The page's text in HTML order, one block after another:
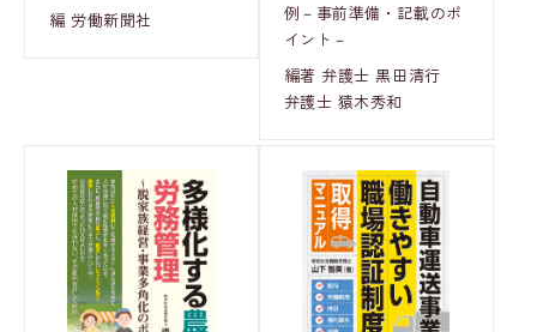
編 労働新聞社
例－事前準備・記載のポ
イント－
編著 弁護士 黒田清行
弁護士 猿木秀和